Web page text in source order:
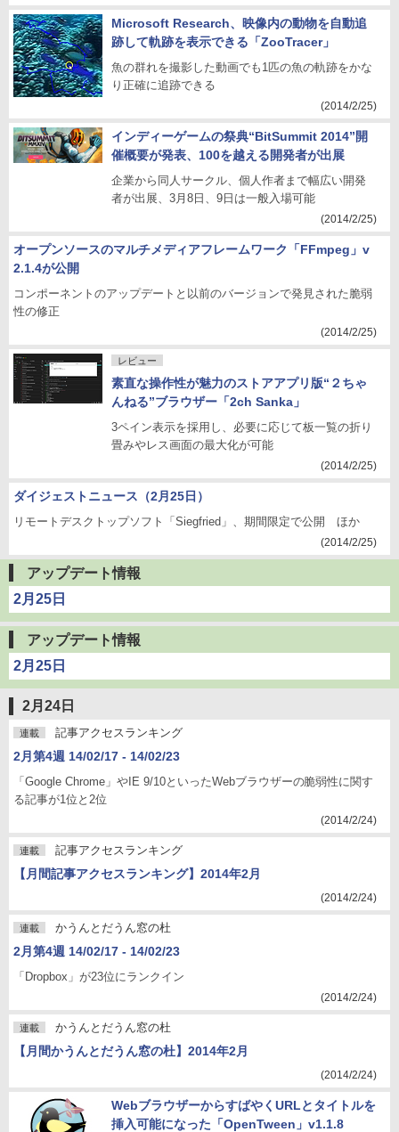
Microsoft Research、映像内の動物を自動追
跡して軌跡を表示できる「ZooTracer」
魚の群れを撮影した動画でも1匹の魚の軌跡をかな
り正確に追跡できる
(2014/2/25)
インディーゲームの祭典“BitSummit 2014”開
催概要が発表、100を越える開発者が出展
企業から同人サークル、個人作者まで幅広い開発
者が出展、3月8日、9日は一般入場可能
(2014/2/25)
オープンソースのマルチメディアフレームワーク「FFmpeg」v
2.1.4が公開
コンポーネントのアップデートと以前のバージョンで発見された脆弱
性の修正
(2014/2/25)
レビュー
素直な操作性が魅力のストアアプリ版“２ちゃ
んねる”ブラウザー「2ch Sanka」
3ペイン表示を採用し、必要に応じて板一覧の折り
畳みやレス画面の最大化が可能
(2014/2/25)
ダイジェストニュース（2月25日）
リモートデスクトップソフト「Siegfried」、期間限定で公開 ほか
(2014/2/25)
アップデート情報
2月25日
アップデート情報
2月25日
2月24日
連載 記事アクセスランキング
2月第4週 14/02/17 - 14/02/23
「Google Chrome」やIE 9/10といったWebブラウザーの脆弱性に関す
る記事が1位と2位
(2014/2/24)
連載 記事アクセスランキング
【月間記事アクセスランキング】2014年2月
(2014/2/24)
連載 かうんとだうん窓の杜
2月第4週 14/02/17 - 14/02/23
「Dropbox」が23位にランクイン
(2014/2/24)
連載 かうんとだうん窓の杜
【月間かうんとだうん窓の杜】2014年2月
(2014/2/24)
WebブラウザーからすばやくURLとタイトルを
挿入可能になった「OpenTween」v1.1.8